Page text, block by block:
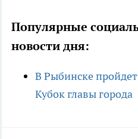
Популярные
новости дня:
В Рыбинске
Кубок главы города